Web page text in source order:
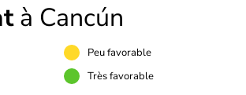
à Cancún
Peu favorable
Très favorable